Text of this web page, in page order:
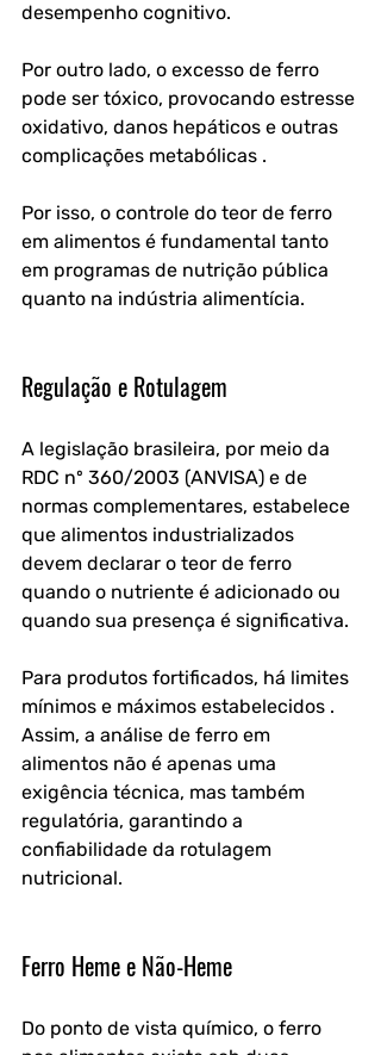
desempenho cognitivo.
Por outro lado, o excesso de ferro
pode ser tóxico, provocando estresse
oxidativo, danos hepáticos e outras
complicações metabólicas .
Por isso, o controle do teor de ferro
em alimentos é fundamental tanto
em programas de nutrição pública
quanto na indústria alimentícia.
Regulação e Rotulagem
A legislação brasileira, por meio da
RDC nº 360/2003 (ANVISA) e de
normas complementares, estabelece
que alimentos industrializados
devem declarar o teor de ferro
quando o nutriente é adicionado ou
quando sua presença é significativa.
Para produtos fortificados, há limites
mínimos e máximos estabelecidos .
Assim, a análise de ferro em
alimentos não é apenas uma
exigência técnica, mas também
regulatória, garantindo a
confiabilidade da rotulagem
nutricional.
Ferro Heme e Não-Heme
Do ponto de vista químico, o ferro